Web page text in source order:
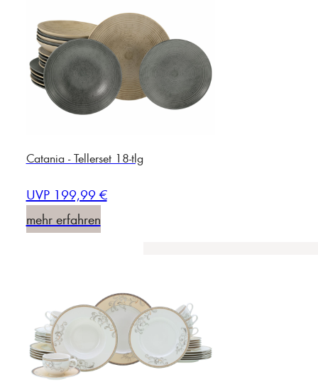
Catania - Tellerset 18-tlg
UVP 199,99 €
mehr erfahren